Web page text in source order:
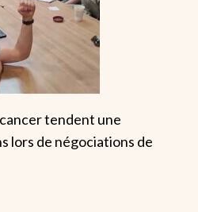
tendent une
lors de négociations de